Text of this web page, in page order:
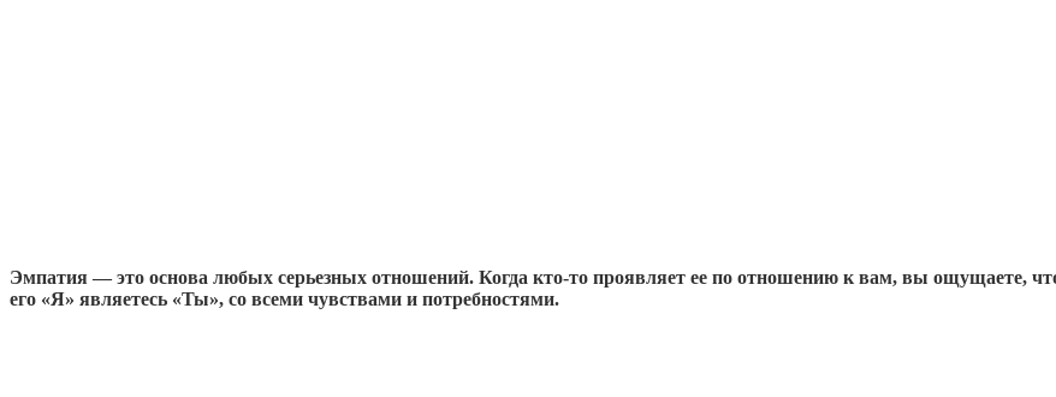
Эмпатия — это основа любых серьезных отношений. Когда кто-то проявляет ее по отношению к вам, вы ощущаете,
его «Я» являетесь «Ты», со всеми чувствами и потребностями.